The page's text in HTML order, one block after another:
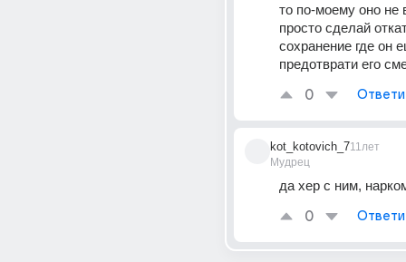
то по-моему оно не
просто сделай
сохранение где он
предотврати его
0
kot_kotovich_7
Мудрец
11лет
да хер с ним,
0